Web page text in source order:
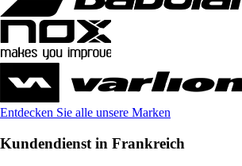
Entdecken Sie alle unsere Marken
Kundendienst in Frankreich